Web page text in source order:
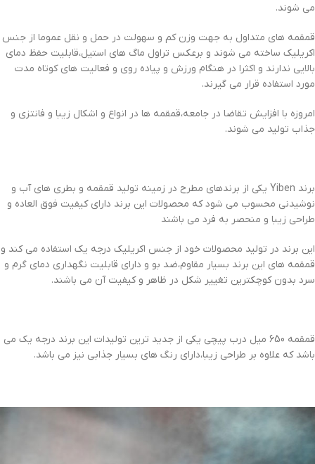
می شوند.
قمقمه های متداول به جهت وزن کم و سهولت در حمل و نقل عموما از جنس
اکریلیک ساخته می شوند و برعکس تراول ماگ های استیل،قابلیت حفظ دمای
بالایی ندارند و اکثرا در هنگام ورزش و پیاده روی و فعالیت های کوتاه مدت
مورد استفاده قرار می گیرند.
امروزه با افزایش تقاضا در جامعه،قمقمه ها در انواع و اشکال زیبا و فانتزی و
جذاب تولید می شوند.
برند Yiben یکی از برندهای مطرح در زمینه تولید قمقمه و بطری های آب و
نوشیدنی محسوب می شود که محصولات این برند دارای کیفیت فوق العاده و
طراحی زیبا و منحصر به فرد می باشند
این برند در تولید محصولات خود از جنس اکریلیک درجه یک استفاده می کند و
قمقمه های این برند بسیار مقاوم،ضد بو و دارای قابلیت نگهداری دمای گرم و
سرد بدون کوچکترین تغییر شکل در ظاهر و کیفیت آن می باشند.
قمقمه 650 میل درب پیچی یکی از جدید ترین تولیدات این برند درجه یک می
باشد که علاوه بر طراحی زیبا،دارای رنگ های بسیار جذابی نیز می باشد.